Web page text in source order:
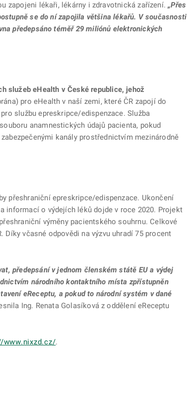
zapojeni lékaři, lékárny i zdravotnická zařízení.„Přes
se do ní zapojila většina lékařů. V současnosti
předepsáno téměř 29 miliónů elektronických
služeb eHealth v České republice, jehož
pro eHealth v naší zemi, které ČR zapojí do
službu epreskripce/edispenzace. Služba
anamnestických údajů pacienta, pokud
kanály prostřednictvím mezinárodně
přeshraniční epreskripce/edispenzace. Ukončení
informací o výdejích léků dojde v roce 2020. Projekt
výměny pacientského souhrnu. Celkové
Díky včasné odpovědi na výzvu uhradí 75 procent
předepsání v jednom členském státě EU a výdej
národního kontaktního místa zpřístupněn
eReceptu, a pokud to národní systém v dané
Ing. Renata Golasíková z oddělení eReceptu
www.nixzd.cz/.